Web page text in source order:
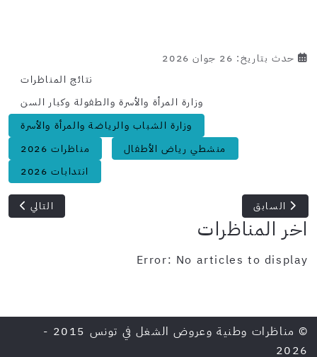
حدث بتاريخ: 26 جوان 2026
نتائج المناظرات
وزارة المرأة والأسرة والطفولة وكبار السن
وزارة الشباب والرياضة والمرأة والأسرة
منشطي رياض الأطفال
مناظرات 2026
انتدابات 2026
المقال السابق: المندوبية الجهوية للشباب والرياضة بالمنستير: انتداب 06 عمال في اختصاصات الطبخ
السابق المقال التالي:
التالي
اخر المناظرات
Error: No articles to display
© مناظرات وطنية وعروض الشغل في تونس 2015 -
2026